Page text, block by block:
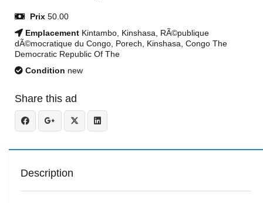
Prix 50.00
Emplacement Kintambo, Kinshasa, RÃ©publique
dÃ©mocratique du Congo, Porech, Kinshasa, Congo The
Democratic Republic Of The
Condition new
Share this ad
Description